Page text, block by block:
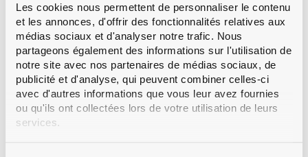
Les cookies nous permettent de personnaliser le contenu
et les annonces, d'offrir des fonctionnalités relatives aux
médias sociaux et d'analyser notre trafic. Nous
partageons également des informations sur l'utilisation de
notre site avec nos partenaires de médias sociaux, de
publicité et d'analyse, qui peuvent combiner celles-ci
avec d'autres informations que vous leur avez fournies
ou qu'ils ont collectées lors de votre utilisation de leurs
services.
Diametre
85.2 mm
Paletisation
CFF 19’800
Ajouter l'échantillon